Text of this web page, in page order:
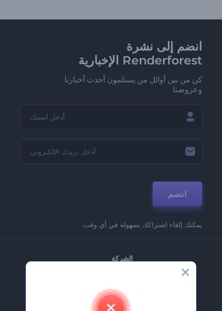
انضم إلى نشرة
Renderforest الإخبارية
كن من بين أوائل من يستلمون أحدث أخبارنا
وعروضنا
انضم
يمكنك إلغاء اشتراكك بسهولة في أي وقت.
الشركة
اتصل بنا
وظائف